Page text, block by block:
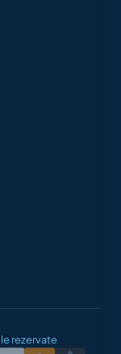
rezervate